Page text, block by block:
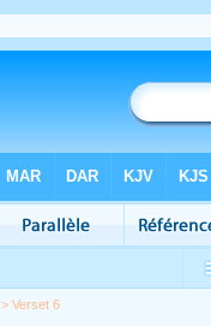
> Verset 6